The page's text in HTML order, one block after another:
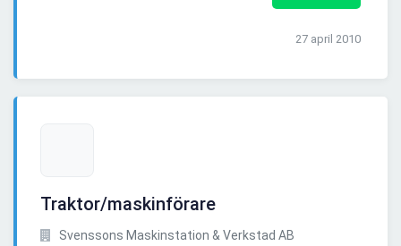
27 april 2010
Traktor/maskinförare
Svenssons Maskinstation & Verkstad AB